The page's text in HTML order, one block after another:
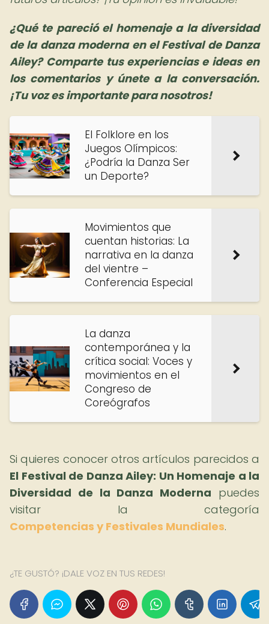
¿Qué te pareció el homenaje a la diversidad
de la danza moderna en el Festival de Danza
Ailey? Comparte tus experiencias e ideas en
los comentarios y únete a la conversación.
¡Tu voz es importante para nosotros!
El Folklore en los
Juegos Olímpicos:
¿Podría la Danza Ser
un Deporte?
Movimientos que
cuentan historias: La
narrativa en la danza
del vientre –
Conferencia Especial
La danza
contemporánea y la
crítica social: Voces y
movimientos en el
Congreso de
Coreógrafos
Si quieres conocer otros artículos parecidos a
El Festival de Danza Ailey: Un Homenaje a la
Diversidad de la Danza Moderna puedes
visitar la categoría
Competencias y Festivales Mundiales.
¿TE GUSTÓ? ¡DALE VOZ EN TUS REDES!